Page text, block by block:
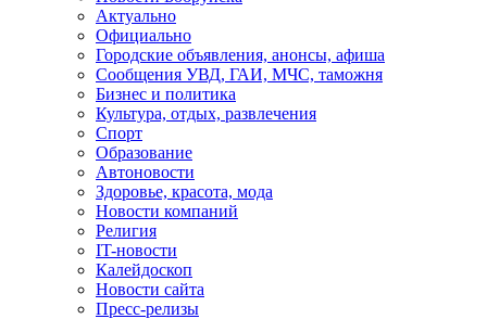
Актуально
Официально
Городские объявления, анонсы, афиша
Сообщения УВД, ГАИ, МЧС, таможня
Бизнес и политика
Культура, отдых, развлечения
Спорт
Образование
Автоновости
Здоровье, красота, мода
Новости компаний
Религия
IT-новости
Калейдоскоп
Новости сайта
Пресс-релизы